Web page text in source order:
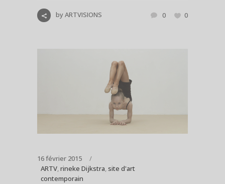
byARTVISIONS 0 0
16 février 2015
ARTV,rineke Dijkstra,site d'art
contemporain